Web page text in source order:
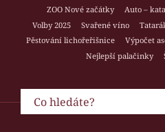
ZOO Nové začátky
Auto –
Volby 2025
Svařené víno
Pěstování lichořeřišnice
Výpočet
Nejlepší palačinky